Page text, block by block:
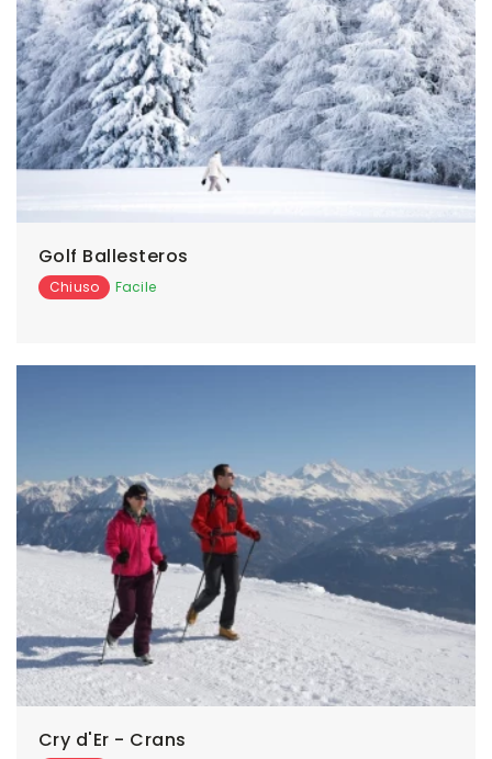
Golf Ballesteros
Chiuso Facile
Cry d'Er - Crans